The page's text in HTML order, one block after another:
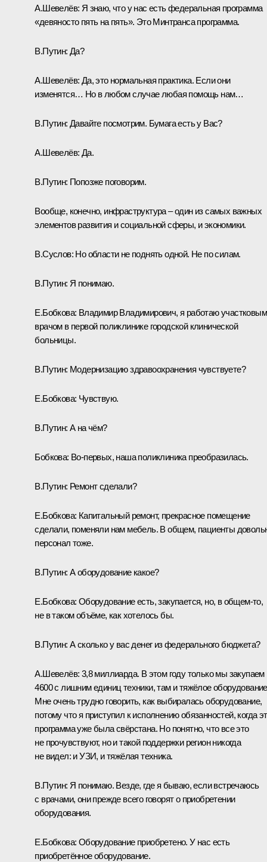
А.Шевелёв: Я знаю, что у нас есть федеральная программа
«девяносто пять на пять». Это Минтранса программа.
В.Путин: Да?
А.Шевелёв: Да, это нормальная практика. Если они
изменятся… Но в любом случае любая помощь нам…
В.Путин: Давайте посмотрим. Бумага есть у Вас?
А.Шевелёв: Да.
В.Путин: Попозже поговорим.
Вообще, конечно, инфраструктура – один из самых важных
элементов развития и социальной сферы, и экономики.
В.Суслов: Но области не поднять одной. Не по силам.
В.Путин: Я понимаю.
Е.Бобкова: Владимир Владимирович, я работаю участковым
врачом в первой поликлинике городской клинической
больницы.
В.Путин: Модернизацию здравоохранения чувствуете?
Е.Бобкова: Чувствую.
В.Путин: А на чём?
Бобкова: Во‑первых, наша поликлиника преобразилась.
В.Путин: Ремонт сделали?
Е.Бобкова: Капитальный ремонт, прекрасное помещение
сделали, поменяли нам мебель. В общем, пациенты
персонал тоже.
В.Путин: А оборудование какое?
Е.Бобкова: Оборудование есть, закупается, но, в общем‑то,
не в таком объёме, как хотелось бы.
В.Путин: А сколько у вас денег из федерального бюджета?
А.Шевелёв: 3,8 миллиарда. В этом году только мы закупаем
4600 с лишним единиц техники, там и тяжёлое
Мне очень трудно говорить, как выбиралась оборудование,
потому что я приступил к исполнению обязанностей, когда
программа уже была свёрстана. Но понятно, что все это
не прочувствуют, но и такой поддержки регион никогда
не видел: и УЗИ, и тяжёлая техника.
В.Путин: Я понимаю. Везде, где я бываю, если встречаюсь
с врачами, они прежде всего говорят о приобретении
оборудования.
Е.Бобкова: Оборудование приобретено. У нас есть
приобретённое оборудование.